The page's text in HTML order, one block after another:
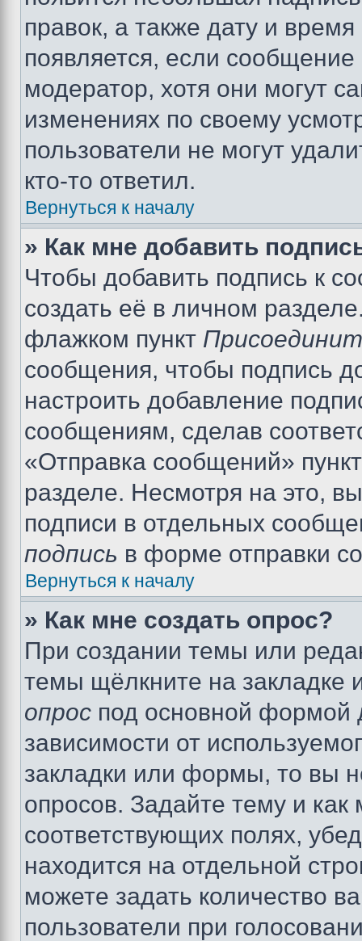
правок, а также дату и
появляется, если
модератор, хотя они могут
изменениях по своему
пользователи не могут
кто-то ответил.
Вернуться к началу
» Как мне добавить
Чтобы добавить подпись к
создать её в личном
флажком пункт
сообщения, чтобы подпись
настроить добавление
сообщениям, сделав
«Отправка сообщений»
разделе. Несмотря на это,
подписи в отдельных
подпись в форме отправки
Вернуться к началу
» Как мне создать опрос?
При создании темы или
темы щёлкните на
опрос под основной формой
зависимости от
закладки или формы, то вы
опросов. Задайте тему и
соответствующих полях,
находится на отдельной
можете задать количество
пользователи при